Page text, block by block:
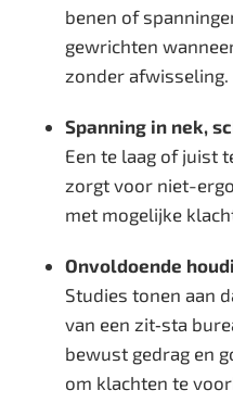
benen of
gewrichten
zonder afwisseling.
Spanning in nek,
Een te laag of juist
zorgt voor niet-
met mogelijke
Onvoldoende
Studies tonen aan
van een zit‑sta
bewust gedrag en
om klachten te